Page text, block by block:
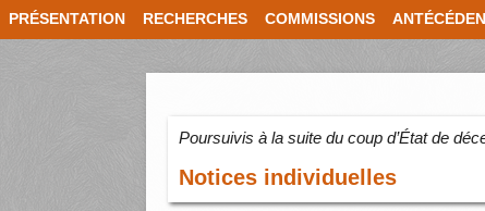
PRÉSENTATION RECHERCHES COMMISSIONS
Poursuivis à la suite du coup d’État de
Notices individuelles